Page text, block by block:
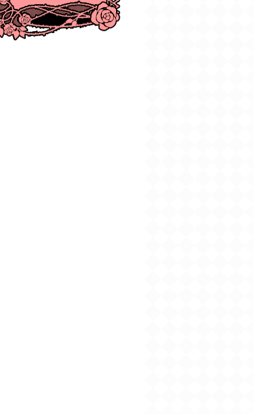
【11月上旬〜12月上
旬】Sonyaコミックス
４周年フェア特典情報